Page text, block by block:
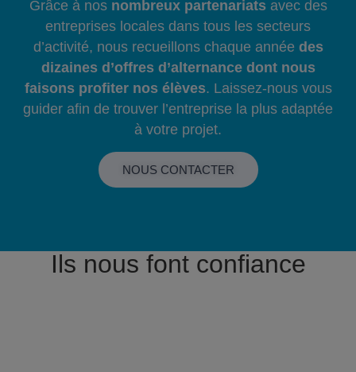
Grâce à nos nombreux partenariats avec des
entreprises locales dans tous les secteurs
d’activité, nous recueillons chaque année des
dizaines d’offres d’alternance dont nous
faisons profiter nos élèves. Laissez-nous vous
guider afin de trouver l’entreprise la plus adaptée
à votre projet.
NOUS CONTACTER
Ils nous font confiance